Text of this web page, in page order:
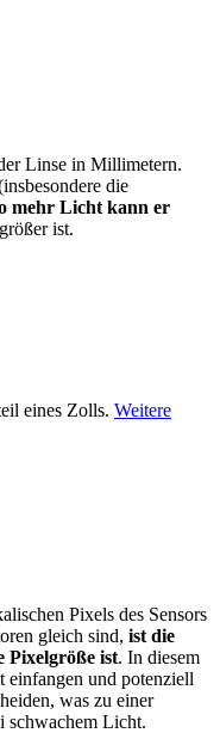
Linse in Millimetern.
die
mehr Licht kann er
ist.
eines Zolls. Weitere
Pixels des Sensors
gleich sind, ist die
Pixelgröße ist. In diesem
einfangen und potenziell
was zu einer
schwachem Licht.